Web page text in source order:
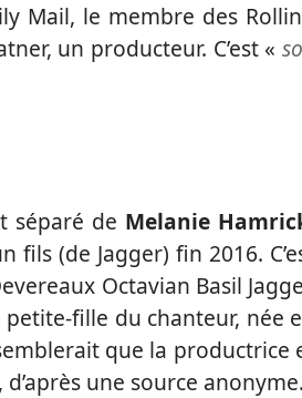
Mail, le membre des
un producteur. C’est «
séparé de Melanie
(de Jagger) fin 2016.
Octavian Basil
petite-fille du chanteur, née
que la productrice
une source